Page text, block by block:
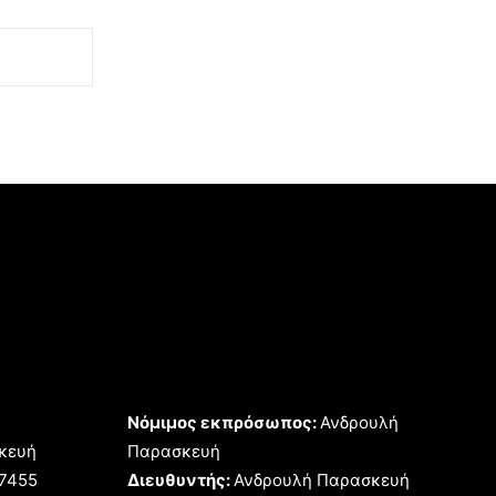
Νόμιμος εκπρόσωπος:Ανδρουλή
Παρασκευή
Διευθυντής:Ανδρουλή Παρασκευή